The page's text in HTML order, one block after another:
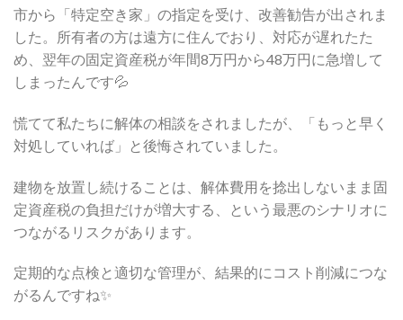
市から「特定空き家」の指定を受け、改善勧告が出されま
した。所有者の方は遠方に住んでおり、対応が遅れたた
め、翌年の固定資産税が年間8万円から48万円に急増して
しまったんです💦
慌てて私たちに解体の相談をされましたが、「もっと早く
対処していれば」と後悔されていました。
建物を放置し続けることは、解体費用を捻出しないまま固
定資産税の負担だけが増大する、という最悪のシナリオに
つながるリスクがあります。
定期的な点検と適切な管理が、結果的にコスト削減につな
がるんですね✨